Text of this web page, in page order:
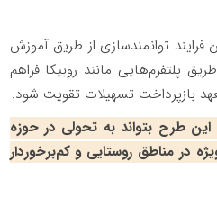
توانمندسازی از طریق آموزش
پلتفرم‌هایی مانند روبیکا فراهم
بازپرداخت تسهیلات تقویت شود.
که این طرح بتواند به تحولی در حوزه
در مناطق روستایی و کم‌برخوردار